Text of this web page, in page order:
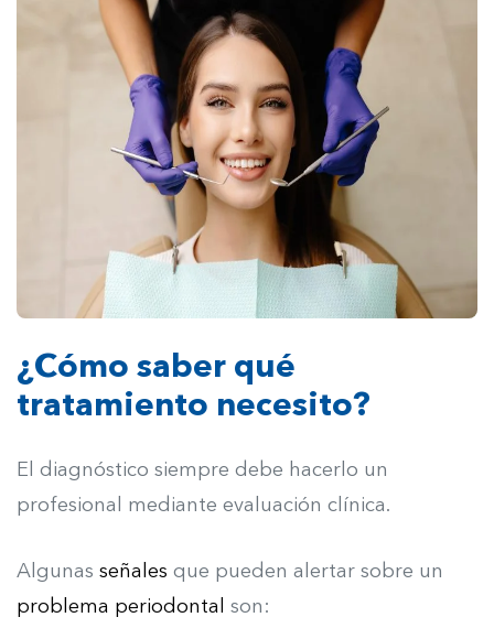
¿Cómo saber qué
tratamiento necesito?
El diagnóstico siempre debe hacerlo un
profesional mediante evaluación clínica.
Algunas señales que pueden alertar sobre un
problema periodontal son: